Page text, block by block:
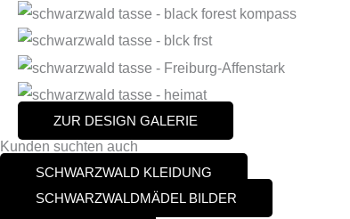
ZUR DESIGN GALERIE
Kunden suchten auch
SCHWARZWALD KLEIDUNG
SCHWARZWALDMÄDEL BILDER